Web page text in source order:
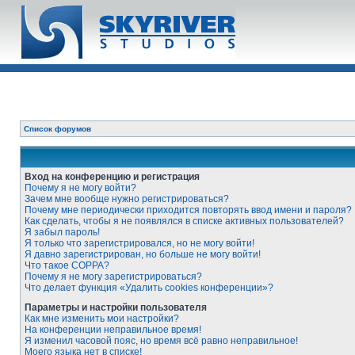
Список форумов
Вход на конференцию и регистрация
Почему я не могу войти?
Зачем мне вообще нужно регистрироваться?
Почему мне периодически приходится повторять ввод имени и пароля?
Как сделать, чтобы я не появлялся в списке активных пользователей?
Я забыл пароль!
Я только что зарегистрировался, но не могу войти!
Я давно зарегистрирован, но больше не могу войти!
Что такое COPPA?
Почему я не могу зарегистрироваться?
Что делает функция «Удалить cookies конференции»?
Параметры и настройки пользователя
Как мне изменить мои настройки?
На конференции неправильное время!
Я изменил часовой пояс, но время всё равно неправильное!
Моего языка нет в списке!